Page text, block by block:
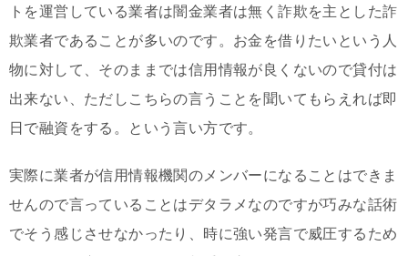
トを運営している業者は闇金業者は無く詐欺を主とした詐
欺業者であることが多いのです。お金を借りたいという人
物に対して、そのままでは信用情報が良くないので貸付は
出来ない、ただしこちらの言うことを聞いてもらえれば即
日で融資をする。という言い方です。
実際に業者が信用情報機関のメンバーになることはできま
せんので言っていることはデタラメなのですが巧みな話術
でそう感じさせなかったり、時に強い発言で威圧するため